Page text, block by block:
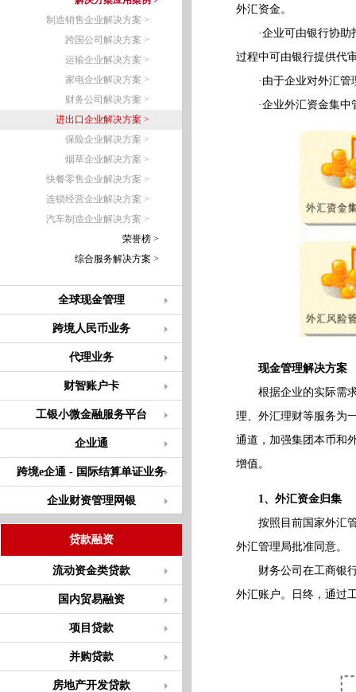
制造销售企业解决方案 >
跨国公司解决方案 >
运输企业解决方案 >
家电企业解决方案 >
财务公司解决方案 >
进出口企业解决方案 >
保险企业解决方案 >
烟草企业解决方案 >
快餐零售企业解决方案 >
连锁经营企业解决方案 >
汽车制造企业解决方案 >
荣誉榜 >
综合服务解决方案 >
全球现金管理
跨境人民币业务
代理业务
财智账户卡
工银小微金融服务平台
企业通
跨境e企通 - 国际结算单证业务
企业财资管理网银
贷款融资
流动资金类贷款
国内贸易融资
项目贷款
并购贷款
房地产开发贷款
外汇资金。
·企业可由银行协助打
过程中可由银行提供代
·由于企业对外汇管
·企业外汇资金集中
现金管理解决方案
根据企业的实际需求
理、外汇理财等服务为
通道，加强集团本币和
增值。
1、外汇资金归集
按照目前国家外汇管
外汇管理局批准同意。
财务公司在工商银行
外汇账户。日终，通过